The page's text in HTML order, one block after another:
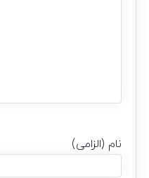
نام (الزامی)